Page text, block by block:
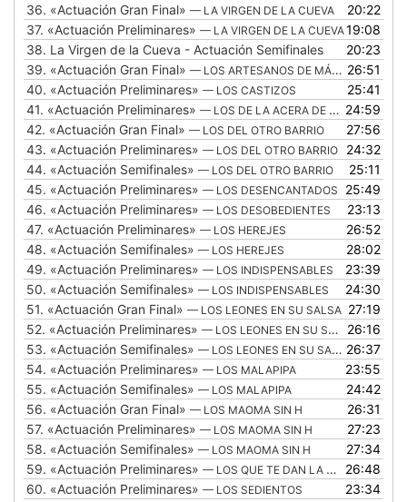
36. «Actuación Gran Final» — LA VIRGEN DE LA CUEVA
20:22
37. «Actuación Preliminares» — LA VIRGEN DE LA CUEVA19:08
38. La Virgen de la Cueva - Actuación Semifinales
20:23
39. «Actuación Gran Final» — LOS ARTESANOS DE MÁLAGA
26:51
40. «Actuación Preliminares» — LOS CASTIZOS
25:41
41. «Actuación Preliminares» — LOS DE LA ACERA DE ENFRENTE
24:59
42. «Actuación Gran Final» — LOS DEL OTRO BARRIO
27:56
43. «Actuación Preliminares» — LOS DEL OTRO BARRIO
24:32
44. «Actuación Semifinales» — LOS DEL OTRO BARRIO
25:11
45. «Actuación Preliminares» — LOS DESENCANTADOS
25:49
46. «Actuación Preliminares» — LOS DESOBEDIENTES
23:13
47. «Actuación Preliminares» — LOS HEREJES
26:52
48. «Actuación Semifinales» — LOS HEREJES
28:02
49. «Actuación Preliminares» — LOS INDISPENSABLES
23:39
50. «Actuación Semifinales» — LOS INDISPENSABLES
24:30
51. «Actuación Gran Final» — LOS LEONES EN SU SALSA 27:19
52. «Actuación Preliminares» — LOS LEONES EN SU SALSA
26:16
53. «Actuación Semifinales» — LOS LEONES EN SU SALSA
26:37
54. «Actuación Preliminares» — LOS MALAPIPA
23:55
55. «Actuación Semifinales» — LOS MALAPIPA
24:42
56. «Actuación Gran Final» — LOS MAOMA SIN H
26:31
57. «Actuación Preliminares» — LOS MAOMA SIN H
27:23
58. «Actuación Semifinales» — LOS MAOMA SIN H
27:34
59. «Actuación Preliminares» — LOS QUE TE DAN LA COMIDA
26:48
60. «Actuación Preliminares» — LOS SEDIENTOS
23:34